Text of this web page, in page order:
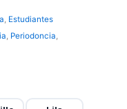
es:
Bs.3.219,55.
, Estudiantes
, Periodoncia,